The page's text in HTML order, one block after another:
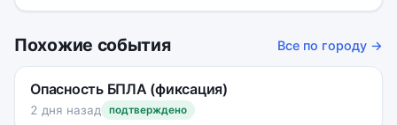
Похожие события Все по городу →
Опасность БПЛА (фиксация)
2 дня назад подтверждено